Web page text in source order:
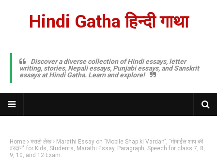
Hindi Gatha हिन्दी गाथा
Discover a diverse collection of Hindi essays, letter
writing, stories, Nepali essays, Punjabi essays, and Sanskrit
essays at Hindi Gatha. Learn and explore!
Home मराठी लेख
Marathi Essay on "Mobile Shap ki Vardan", "मोबाईल शाप की
वरदान" for Kids, Students, Marathi Essay, Paragraph, Speech for class 7, 8,
9, 10, and 12 Exam.